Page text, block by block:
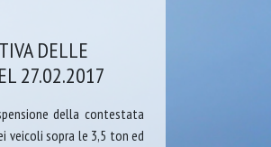
DELLE
27.02.2017
della contestata
veicoli sopra le 3,5 ton ed